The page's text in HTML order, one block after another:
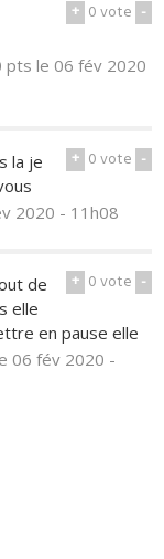
+ 0vote -
ptsle 06 fév 2020
+ 0vote -
la je
2020 - 11h08
+ 0vote -
de
elle
en pause elle
06 fév 2020 -